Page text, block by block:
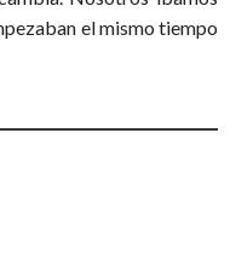
el mismo tiempo